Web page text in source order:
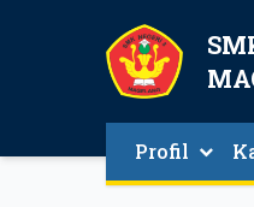
Profil